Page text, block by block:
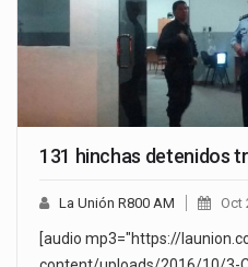
131 hinchas detenidos
La Unión R800 AM Oct
[audio mp3="https://